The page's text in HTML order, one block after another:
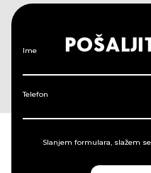
Ime
Telefon
Slanjem formulara, slažem